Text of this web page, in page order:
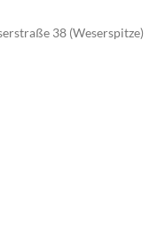
38 (Weserspitze)